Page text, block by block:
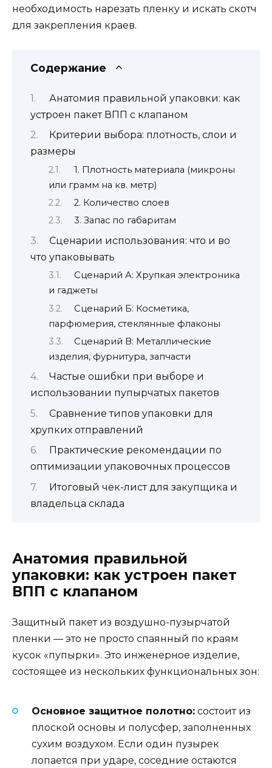
необходимость нарезать пленку и искать скотч
для закрепления краев.
Содержание
Анатомия правильной упаковки: как
устроен пакет ВПП с клапаном
Критерии выбора: плотность, слои и
размеры
1. Плотность материала (микроны
или грамм на кв. метр)
2. Количество слоев
3. Запас по габаритам
Сценарии использования: что и во
что упаковывать
Сценарий А: Хрупкая электроника
и гаджеты
Сценарий Б: Косметика,
парфюмерия, стеклянные флаконы
Сценарий В: Металлические
изделия, фурнитура, запчасти
Частые ошибки при выборе и
использовании пупырчатых пакетов
Сравнение типов упаковки для
хрупких отправлений
Практические рекомендации по
оптимизации упаковочных процессов
Итоговый чек-лист для закупщика и
владельца склада
Анатомия правильной
упаковки: как устроен пакет
ВПП с клапаном
Защитный пакет из воздушно-пузырчатой
пленки — это не просто спаянный по краям
кусок «пупырки». Это инженерное изделие,
состоящее из нескольких функциональных зон:
Основное защитное полотно: состоит из
плоской основы и полусфер, заполненных
сухим воздухом. Если один пузырек
лопается при ударе, соседние остаются